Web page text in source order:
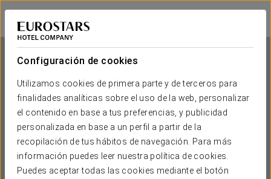
Configuración de cookies
Utilizamos cookies de primera parte y de terceros para
finalidades analíticas sobre el uso de la web, personalizar
el contenido en base a tus preferencias, y publicidad
personalizada en base a un perfil a partir de la
recopilación de tus hábitos de navegación. Para más
información puedes leer nuestra política de cookies.
Puedes aceptar todas las cookies mediante el botón
Eurostars Californie
CASABLANCA
Eurostars Californie
CASABLANCA